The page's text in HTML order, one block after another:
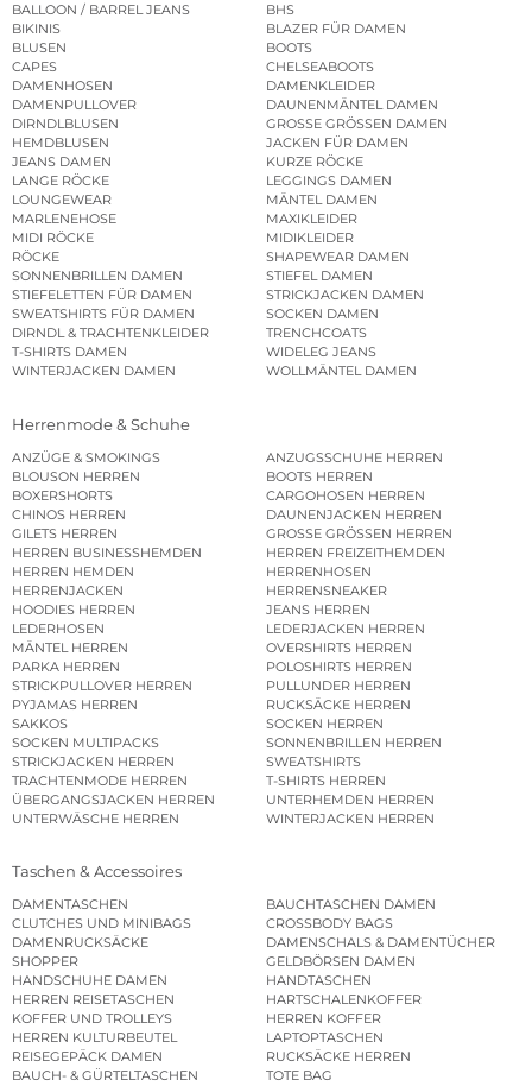
BALLOON / BARREL JEANS
BHS
BIKINIS
BLAZER FÜR DAMEN
BLUSEN
BOOTS
CAPES
CHELSEABOOTS
DAMENHOSEN
DAMENKLEIDER
DAMENPULLOVER
DAUNENMÄNTEL DAMEN
DIRNDLBLUSEN
GROSSE GRÖSSEN DAMEN
HEMDBLUSEN
JACKEN FÜR DAMEN
JEANS DAMEN
KURZE RÖCKE
LANGE RÖCKE
LEGGINGS DAMEN
LOUNGEWEAR
MÄNTEL DAMEN
MARLENEHOSE
MAXIKLEIDER
MIDI RÖCKE
MIDIKLEIDER
RÖCKE
SHAPEWEAR DAMEN
SONNENBRILLEN DAMEN
STIEFEL DAMEN
STIEFELETTEN FÜR DAMEN
STRICKJACKEN DAMEN
SWEATSHIRTS FÜR DAMEN
SOCKEN DAMEN
DIRNDL & TRACHTENKLEIDER
TRENCHCOATS
T-SHIRTS DAMEN
WIDELEG JEANS
WINTERJACKEN DAMEN
WOLLMÄNTEL DAMEN
Herrenmode & Schuhe
ANZÜGE & SMOKINGS
ANZUGSSCHUHE HERREN
BLOUSON HERREN
BOOTS HERREN
BOXERSHORTS
CARGOHOSEN HERREN
CHINOS HERREN
DAUNENJACKEN HERREN
GILETS HERREN
GROSSE GRÖSSEN HERREN
HERREN BUSINESSHEMDEN
HERREN FREIZEITHEMDEN
HERREN HEMDEN
HERRENHOSEN
HERRENJACKEN
HERRENSNEAKER
HOODIES HERREN
JEANS HERREN
LEDERHOSEN
LEDERJACKEN HERREN
MÄNTEL HERREN
OVERSHIRTS HERREN
PARKA HERREN
POLOSHIRTS HERREN
STRICKPULLOVER HERREN
PULLUNDER HERREN
PYJAMAS HERREN
RUCKSÄCKE HERREN
SAKKOS
SOCKEN HERREN
SOCKEN MULTIPACKS
SONNENBRILLEN HERREN
STRICKJACKEN HERREN
SWEATSHIRTS
TRACHTENMODE HERREN
T-SHIRTS HERREN
ÜBERGANGSJACKEN HERREN
UNTERHEMDEN HERREN
UNTERWÄSCHE HERREN
WINTERJACKEN HERREN
Taschen & Accessoires
DAMENTASCHEN
BAUCHTASCHEN DAMEN
CLUTCHES UND MINIBAGS
CROSSBODY BAGS
DAMENRUCKSÄCKE
DAMENSCHALS & DAMENTÜCHER
SHOPPER
GELDBÖRSEN DAMEN
HANDSCHUHE DAMEN
HANDTASCHEN
HERREN REISETASCHEN
HARTSCHALENKOFFER
KOFFER UND TROLLEYS
HERREN KOFFER
HERREN KULTURBEUTEL
LAPTOPTASCHEN
REISEGEPÄCK DAMEN
RUCKSÄCKE HERREN
BAUCH- & GÜRTELTASCHEN
TOTE BAG